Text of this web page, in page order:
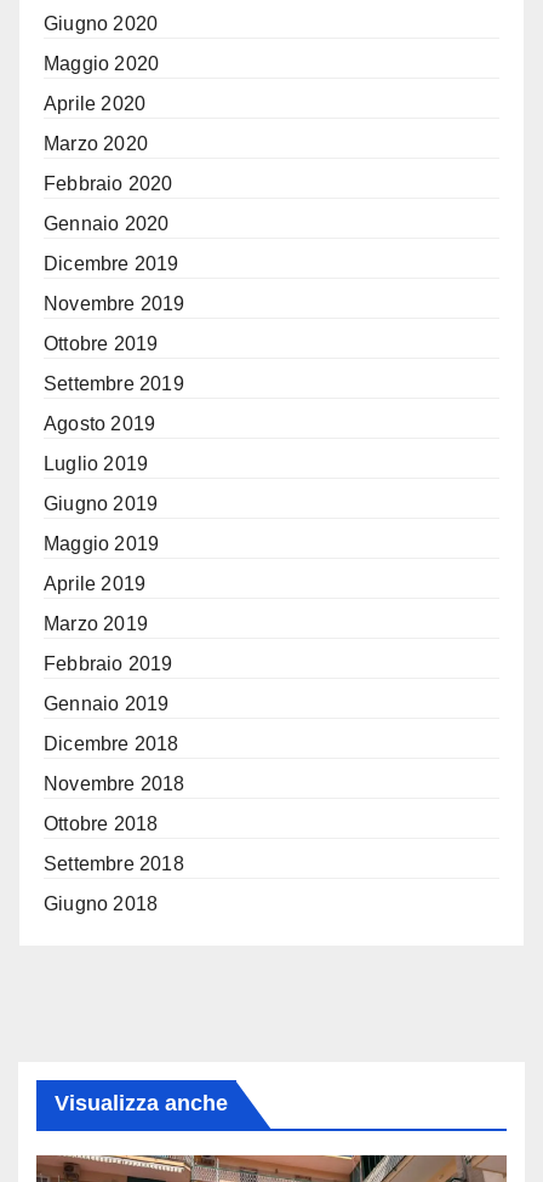
Giugno 2020
Maggio 2020
Aprile 2020
Marzo 2020
Febbraio 2020
Gennaio 2020
Dicembre 2019
Novembre 2019
Ottobre 2019
Settembre 2019
Agosto 2019
Luglio 2019
Giugno 2019
Maggio 2019
Aprile 2019
Marzo 2019
Febbraio 2019
Gennaio 2019
Dicembre 2018
Novembre 2018
Ottobre 2018
Settembre 2018
Giugno 2018
Visualizza anche